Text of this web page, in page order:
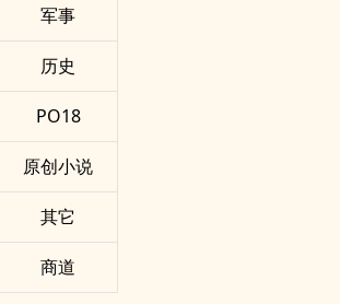
军事
历史
PO18
原创小说
其它
商道